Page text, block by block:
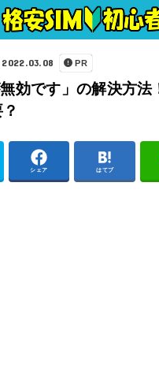
2022.03.08 PR
無効です」の解決方
シェア はてブ